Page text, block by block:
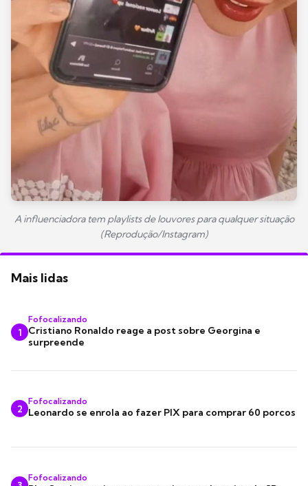
A influenciadora tem playlists de louvores para qualquer situação
(Reprodução/Instagram)
Mais lidas
1
Fofocalizando
Cristiano Ronaldo reage a post sobre Georgina e
surpreende
2
Fofocalizando
Leonardo se enrola ao fazer PIX para comprar 60 porcos
Fofocalizando